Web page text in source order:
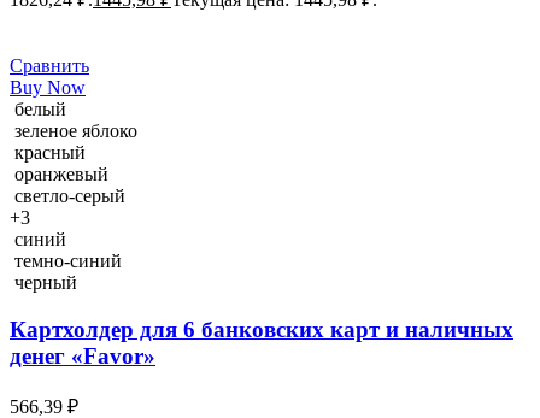
Сравнить
Buy Now
белый
зеленое яблоко
красный
оранжевый
светло-серый
+3
синий
темно-синий
черный
Картхолдер для 6 банковских карт и наличных
денег «Favor»
566,39 ₽